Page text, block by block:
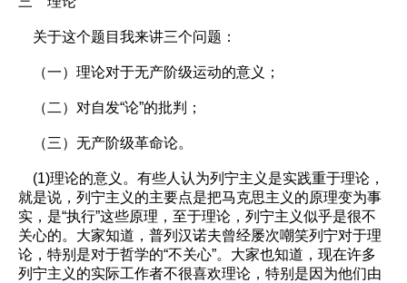
关于这个题目我来讲三个问题：
（一）理论对于无产阶级运动的意义；
（二）对自发“论”的批判；
（三）无产阶级革命论。
(1)理论的意义。有些人认为列宁主义是实践重于理论，
就是说，列宁主义的主要点是把马克思主义的原理变为事
实，是“执行”这些原理，至于理论，列宁主义似乎是很不
关心的。大家知道，普列汉诺夫曾经屡次嘲笑列宁对于理
论，特别是对于哲学的“不关心”。大家也知道，现在许多
列宁主义的实际工作者不很喜欢理论，特别是因为他们由